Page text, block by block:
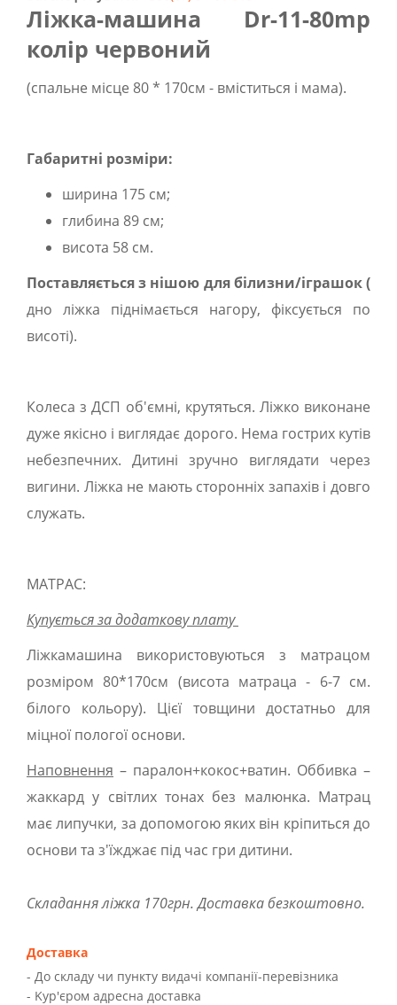
Ліжка-машина Dr-11-80mp
колір червоний
(спальне місце 80 * 170см - вміститься і мама).
Габаритні розміри:
ширина 175 см;
глибина 89 см;
висота 58 см.
Поставляється з нішою для білизни/іграшок (
дно ліжка піднімається нагору, фіксується по
висоті).
Колеса з ДСП об'ємні, крутяться. Ліжко виконане
дуже якісно і виглядає дорого. Нема гострих кутів
небезпечних. Дитині зручно виглядати через
вигини. Ліжка не мають сторонніх запахів і довго
служать.
МАТРАС:
Купується за додаткову плату
Ліжкамашина використовуються з матрацом
розміром 80*170см (висота матраца - 6-7 см.
білого кольору). Цієї товщини достатньо для
міцної пологої основи.
Наповнення – паралон+кокос+ватин. Оббивка –
жаккард у світлих тонах без малюнка. Матрац
має липучки, за допомогою яких він кріпиться до
основи та з'їжджає під час гри дитини.
Складання ліжка 170грн. Доставка безкоштовно.
Доставка
- До складу чи пункту видачі компанії-перевізника
- Kур'єром адресна доставка